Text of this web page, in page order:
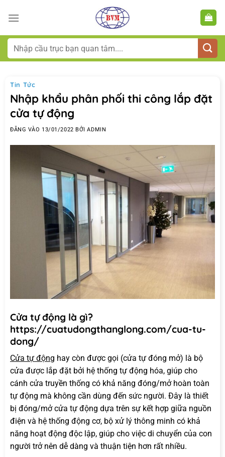
qua
dungTìm
kiếm:
Tin Tức
Nhập khẩu phân phối thi công lắp đặt
cửa tự động
ĐĂNG VÀO 13/01/2022 BỞIADMIN
Cửa tự động là gì?
https://cuatudongthanglong.com/cua-tu-
dong/
Cửa tự động hay còn được gọi (cửa tự đóng mở) là bộ
cửa được lắp đặt bởi hệ thống tự động hóa, giúp cho
cánh cửa truyền thống có khả năng đóng/mở hoàn toàn
tự động mà không cần dùng đến sức người. Đây là thiết
bị đóng/mở cửa tự động dựa trên sự kết hợp giữa nguồn
điện và hệ thống động cơ, bộ xử lý thông minh có khả
năng hoạt động độc lập, giúp cho việc di chuyển của con
người trở nên dễ dàng và thuận tiện hơn rất nhiều.